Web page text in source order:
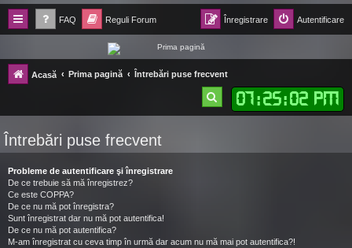
FAQ Reguli Forum Autentificare
Înregistrare
Forum Ecolomania™®
-= Idei pentru viitor =-
Acasă Prima pagină Întrebări puse frecvent
07:25:03 PM
ă
Întrebări puse frecvent
Probleme de autentificare şi înregistrare
De ce trebuie să mă înregistrez?
Ce este COPPA?
De ce nu mă pot înregistra?
Sunt înregistrat dar nu mă pot autentifica!
De ce nu mă pot autentifica?
M-am înregistrat cu ceva timp în urmă dar acum nu mă mai pot autentifica?!